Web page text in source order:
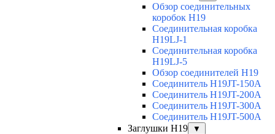
Обзор соединительных
коробок H19
Соединительная коробка
H19LJ-1
Соединительная коробка
H19LJ-5
Обзор соединителей H19
Соединитель H19JT-150A
Соединитель H19JT-200A
Соединитель H19JT-300A
Соединитель H19JT-500A
Заглушки H19
▼